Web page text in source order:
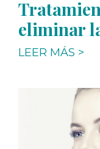
eliminar
LEER MÁS >